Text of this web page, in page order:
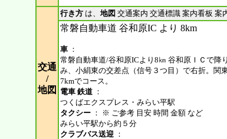
交通
/
地図
行き方 は、 地図 交通案内 交通標識 案内看板 案
常磐自動車道 谷和原IC より 8km
車 ：
常磐自動車道/谷和原ICより8㎞ 谷和原ＩＣで降
み、小絹東の交差点（信号３つ目）で右折。関
7kmでコース。
電車 鉄道 ：
つくばエクスプレス・みらい平駅
タクシー ： ※ ご参考 目安 時間 金額 など
みらい平駅から約５分
クラブバス送迎 ：